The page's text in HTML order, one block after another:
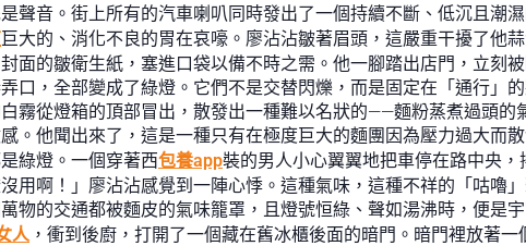
聲音。街上所有的汽車喇叭同時發出了一個持續不斷、低沉且潮
巨大的、消化不良的胃在哀嚎。廖沾沾皺著眉頭，這嚴重干擾了他
面的皺衛生紙，塞進口袋以備不時之需。他一腳踏出店門，立刻
口，全部變成了綠燈。它們不是交替閃爍，而是固定在「通行」
霧從燈箱的頂部冒出，散發出一種難以名狀的——麵粉蒸煮過頭的
。他聞出來了，這是一種只有在極度巨大的麵團因為壓力過大而
綠燈。一個穿著西包養app裝的男人小心翼翼地把車停在路中央
用啊！」廖沾沾感覺到一陣心悸。這種氣味，這種不祥的「咕嚕
物的交通都被麵皮的氣味籠罩，且燈號恒綠、聲如湯沸時，便是
人 ，衝到後廚，打開了一個藏在舊冰櫃後面的暗門。暗門裡放著